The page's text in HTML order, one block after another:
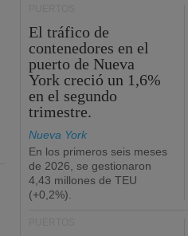
El tráfico de
contenedores en el
puerto de Nueva
York creció un 1,6%
en el segundo
trimestre.
Nueva York
En los primeros seis meses
de 2026, se gestionaron
4,43 millones de TEU
(+0,2%).